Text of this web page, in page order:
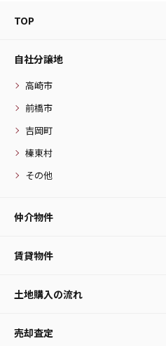
TOP
自社分譲地
高崎市
前橋市
吉岡町
榛東村
その他
仲介物件
賃貸物件
土地購入の流れ
売却査定